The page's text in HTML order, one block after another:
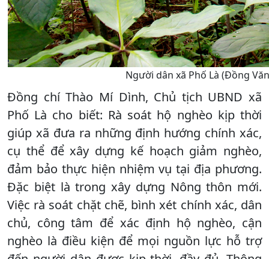
Người dân xã Phố Là (Đồng
Đồng chí Thào Mí Dình, Chủ tịch UBND xã
Phố Là cho biết: Rà soát hộ nghèo kịp thời
giúp xã đưa ra những định hướng chính xác,
cụ thể để xây dựng kế hoạch giảm nghèo,
đảm bảo thực hiện nhiệm vụ tại địa phương.
Đặc biệt là trong xây dựng Nông thôn mới.
Việc rà soát chặt chẽ, bình xét chính xác, dân
chủ, công tâm để xác định hộ nghèo, cận
nghèo là điều kiện để mọi nguồn lực hỗ trợ